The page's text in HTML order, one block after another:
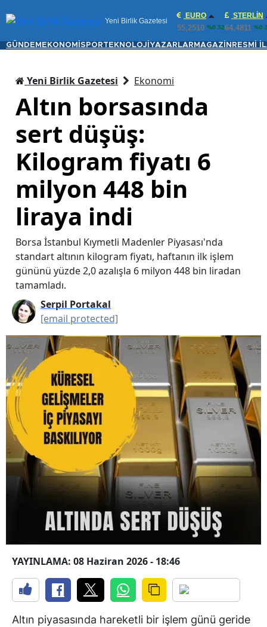
Yeni Birlik Gazetesi
EURO
55,2510 %0.32
STERLIN
64,4811
GÜNDEM EKONOMİ SPORTEKNOLOJİ YAZARLAR MAGAZİN RESMİ
Yeni Birlik Gazetesi Ekonomi
Altın borsasında
sert düşüş:
Kilogram fiyatı 6
milyon 448 bin
liraya indi
Borsa İstanbul Kıymetli Madenler Piyasası'nda
standart altının kilogram fiyatı, haftanın ilk işlem
gününü yüzde 2,0 azalışla 6 milyon 448 bin liradan
tamamladı.
Serpil Portakal
[email protected]
YAYINLAMA: 08 Haziran 2026 - 18:46
Altın piyasasında hareketli bir işlem günü geride